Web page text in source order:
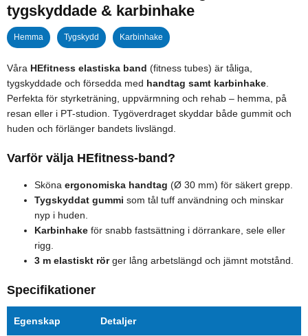
tygskyddade & karbinhake
Hemma Tygskydd Karbinhake
Våra HEfitness elastiska band (fitness tubes) är tåliga,
tygskyddade och försedda med handtag samt karbinhake.
Perfekta för styrketräning, uppvärmning och rehab – hemma, på
resan eller i PT-studion. Tygöverdraget skyddar både gummit och
huden och förlänger bandets livslängd.
Varför välja HEfitness-band?
Sköna ergonomiska handtag (Ø 30 mm) för säkert grepp.
Tygskyddat gummi som tål tuff användning och minskar
nyp i huden.
Karbinhake för snabb fastsättning i dörrankare, sele eller
rigg.
3 m elastiskt rörger lång arbetslängd och jämnt motstånd.
Specifikationer
Egenskap Detaljer